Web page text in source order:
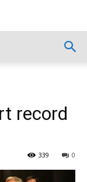
record
0
339